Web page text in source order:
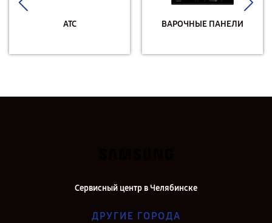
АТС ВАРОЧНЫЕ ПАНЕЛИ
Сервисный центр в Челябинске
ДРУГИЕ ГОРОДА